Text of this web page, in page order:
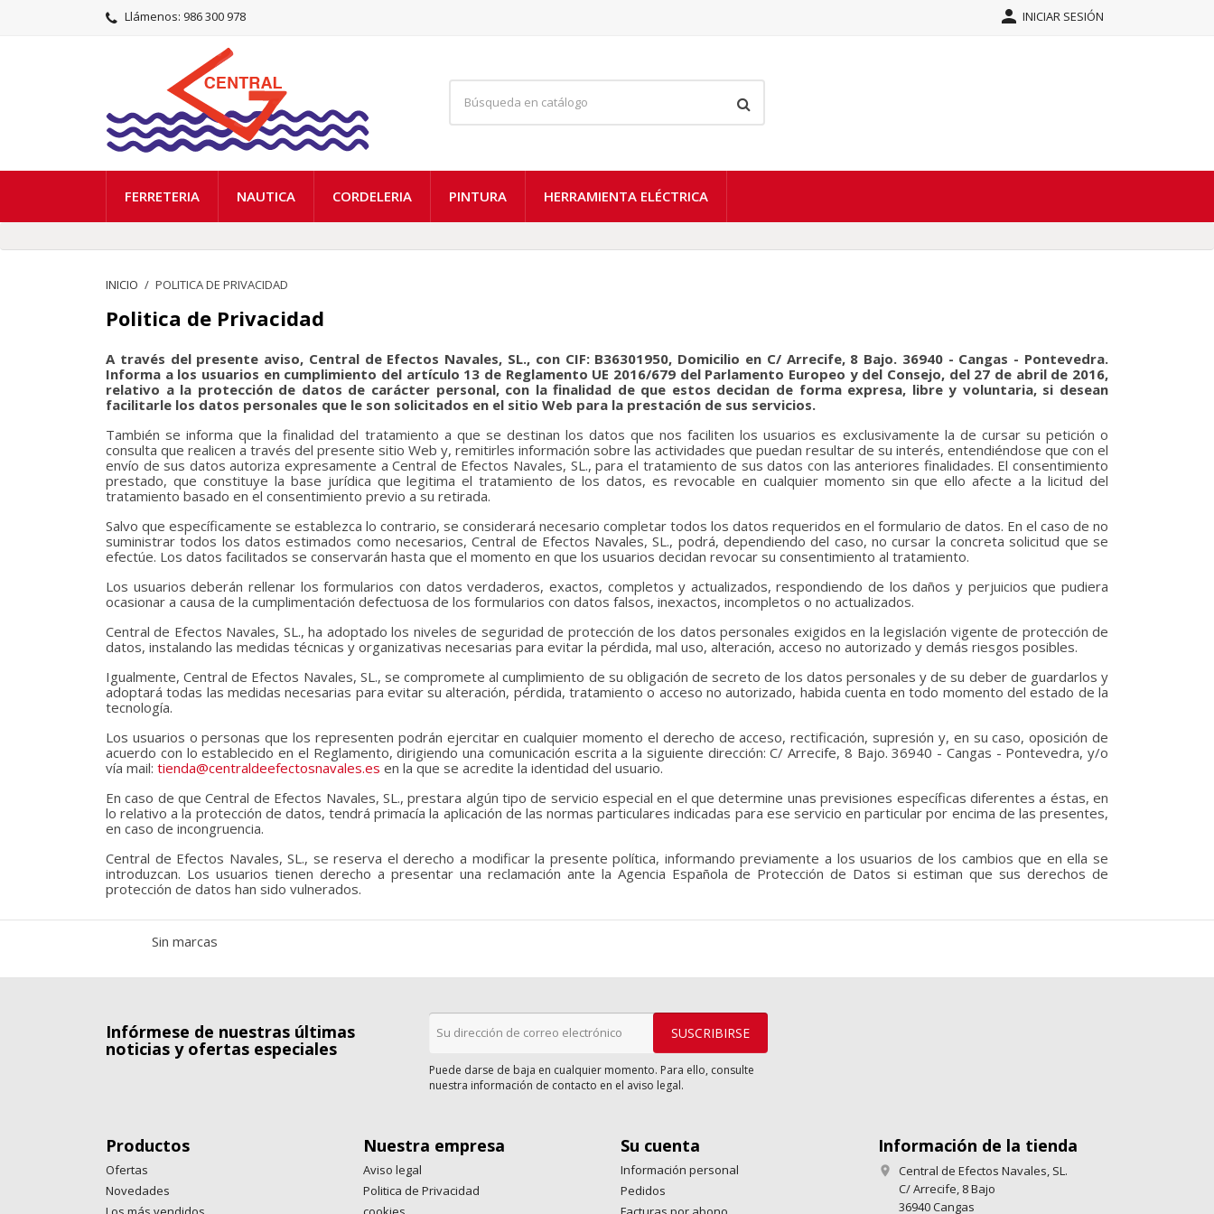
Llámenos: 986 300 978  INICIAR SESIÓN
FERRETERIA NAUTICA CORDELERIA PINTURA HERRAMIENTA ELÉCTRICA
INICIO POLITICA DE PRIVACIDAD
Politica de Privacidad
A través del presente aviso, Central de Efectos Navales, SL., con CIF: B36301950, Domicilio en C/ Arrecife, 8 Bajo. 36940 - Cangas - Pontevedra.
Informa a los usuarios en cumplimiento del artículo 13 de Reglamento UE 2016/679 del Parlamento Europeo y del Consejo, del 27 de abril de 2016,
relativo a la protección de datos de carácter personal, con la finalidad de que estos decidan de forma expresa, libre y voluntaria, si desean
facilitarle los datos personales que le son solicitados en el sitio Web para la prestación de sus servicios.
También se informa que la finalidad del tratamiento a que se destinan los datos que nos faciliten los usuarios es exclusivamente la de cursar su petición o
consulta que realicen a través del presente sitio Web y, remitirles información sobre las actividades que puedan resultar de su interés, entendiéndose que con el
envío de sus datos autoriza expresamente a Central de Efectos Navales, SL., para el tratamiento de sus datos con las anteriores finalidades. El consentimiento
prestado, que constituye la base jurídica que legitima el tratamiento de los datos, es revocable en cualquier momento sin que ello afecte a la licitud del
tratamiento basado en el consentimiento previo a su retirada.
Salvo que específicamente se establezca lo contrario, se considerará necesario completar todos los datos requeridos en el formulario de datos. En el caso de no
suministrar todos los datos estimados como necesarios, Central de Efectos Navales, SL., podrá, dependiendo del caso, no cursar la concreta solicitud que se
efectúe. Los datos facilitados se conservarán hasta que el momento en que los usuarios decidan revocar su consentimiento al tratamiento.
Los usuarios deberán rellenar los formularios con datos verdaderos, exactos, completos y actualizados, respondiendo de los daños y perjuicios que pudiera
ocasionar a causa de la cumplimentación defectuosa de los formularios con datos falsos, inexactos, incompletos o no actualizados.
Central de Efectos Navales, SL., ha adoptado los niveles de seguridad de protección de los datos personales exigidos en la legislación vigente de protección de
datos, instalando las medidas técnicas y organizativas necesarias para evitar la pérdida, mal uso, alteración, acceso no autorizado y demás riesgos posibles.
Igualmente, Central de Efectos Navales, SL., se compromete al cumplimiento de su obligación de secreto de los datos personales y de su deber de guardarlos y
adoptará todas las medidas necesarias para evitar su alteración, pérdida, tratamiento o acceso no autorizado, habida cuenta en todo momento del estado de la
tecnología.
Los usuarios o personas que los representen podrán ejercitar en cualquier momento el derecho de acceso, rectificación, supresión y, en su caso, oposición de
acuerdo con lo establecido en el Reglamento, dirigiendo una comunicación escrita a la siguiente dirección: C/ Arrecife, 8 Bajo. 36940 - Cangas - Pontevedra, y/o
vía mail: tienda@centraldeefectosnavales.es en la que se acredite la identidad del usuario.
En caso de que Central de Efectos Navales, SL., prestara algún tipo de servicio especial en el que determine unas previsiones específicas diferentes a éstas, en
lo relativo a la protección de datos, tendrá primacía la aplicación de las normas particulares indicadas para ese servicio en particular por encima de las presentes,
en caso de incongruencia.
Central de Efectos Navales, SL., se reserva el derecho a modificar la presente política, informando previamente a los usuarios de los cambios que en ella se
introduzcan. Los usuarios tienen derecho a presentar una reclamación ante la Agencia Española de Protección de Datos si estiman que sus derechos de
protección de datos han sido vulnerados.
Sin marcas
Infórmese de nuestras últimas
noticias y ofertas especiales
Puede darse de baja en cualquier momento. Para ello, consulte
nuestra información de contacto en el aviso legal.
Productos
Ofertas
Novedades
Nuestra empresa
Aviso legal
Politica de Privacidad
Su cuenta
Información personal
Pedidos
Información de la tienda

Central de Efectos Navales, SL.
C/ Arrecife, 8 Bajo
36940 Cangas